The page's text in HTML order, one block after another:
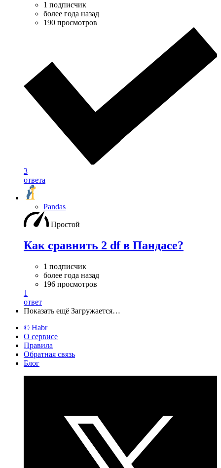
1 подписчик
более года назад
190 просмотров
3
ответа
Pandas
Простой
Как сравнить 2 df в Пандасе?
1 подписчик
более года назад
196 просмотров
1
ответ
Показать ещё Загружается…
© Habr
О сервисе
Правила
Обратная связь
Блог